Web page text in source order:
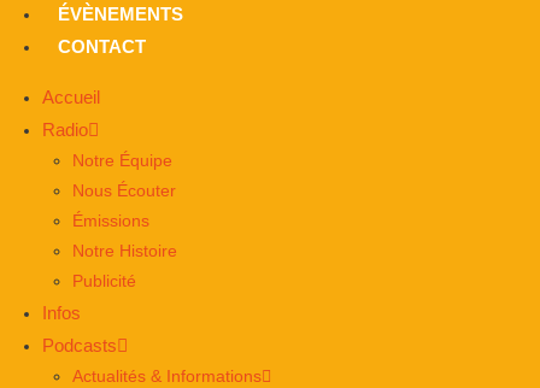
ÉVÈNEMENTS
CONTACT
Accueil
Radio
Notre Équipe
Nous Écouter
Émissions
Notre Histoire
Publicité
Infos
Podcasts
Actualités & Informations